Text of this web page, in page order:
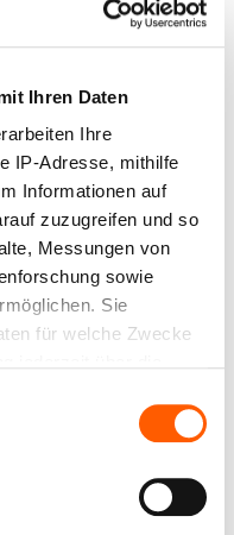
Ihren Daten
Ihre
IP-Adresse, mithilfe
Informationen auf
zuzugreifen und so
Messungen von
sowie
Sie
für welche Zwecke
Lage
310 g/m², Breite